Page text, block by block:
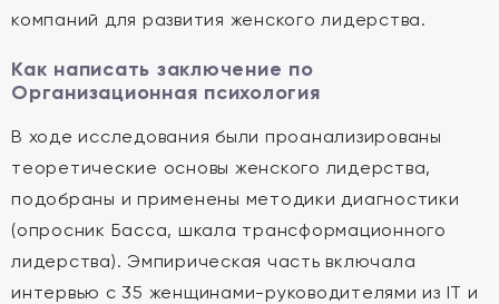
компаний для развития женского лидерства.
Как написать заключение по
Организационная психология
В ходе исследования были проанализированы
теоретические основы женского лидерства,
подобраны и применены методики диагностики
(опросник Басса, шкала трансформационного
лидерства). Эмпирическая часть включала
интервью с 35 женщинами-руководителями из IT и